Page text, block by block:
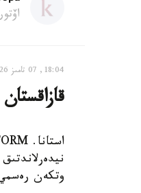
اۆتور
18:04, 07 تامىز 2026
وتكەن رەسمي